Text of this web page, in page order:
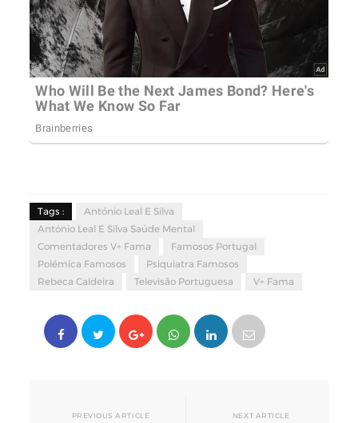
Tags :
António Leal E Silva
António Leal E Silva Saúde Mental
Comentadores V+ Fama
Famosos Portugal
Polémica Famosos
Psiquiatra Famosos
Rebeca Caldeira
Televisão Portuguesa V+ Fama
PREVIOUS ARTICLE NEXT ARTICLE